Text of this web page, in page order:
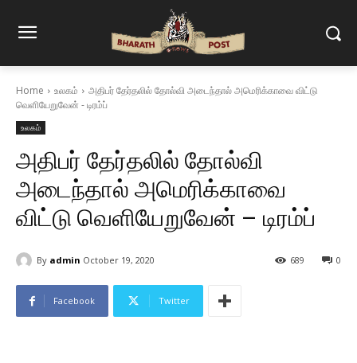
Home உலகம்
அதிபர் தேர்தலில் தோல்வி அடைந்தால் அமெரிக்காவை விட்டு
வெளியேறுவேன் - டிரம்ப்
உலகம்
அதிபர் தேர்தலில் தோல்வி
அடைந்தால் அமெரிக்காவை
விட்டு வெளியேறுவேன் – டிரம்ப்
By admin October 19, 2020 0
689
Facebook Twitter